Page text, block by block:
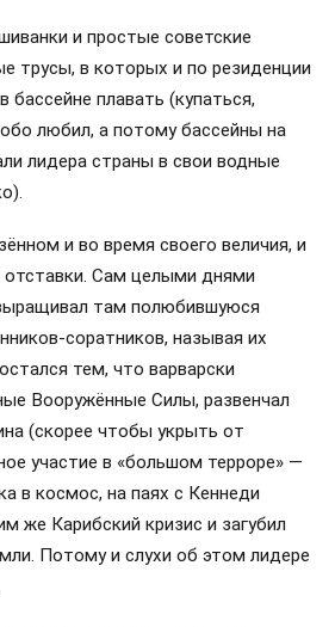
и простые советские
трусы, в которых и по резиденции
бассейне плавать (купаться,
любил, а потому бассейны на
лидера страны в свои водные
и во время своего величия, и
отставки. Сам целыми днями
там полюбившуюся
соратников, называя их
тем, что варварски
Вооружённые Силы, развенчал
(скорее чтобы укрыть от
участие в «большом терроре» —
в космос, на паях с Кеннеди
же Карибский кризис и загубил
Потому и слухи об этом лидере